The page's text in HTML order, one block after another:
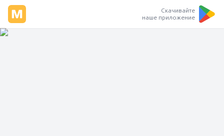
Скачивайте
наше приложение